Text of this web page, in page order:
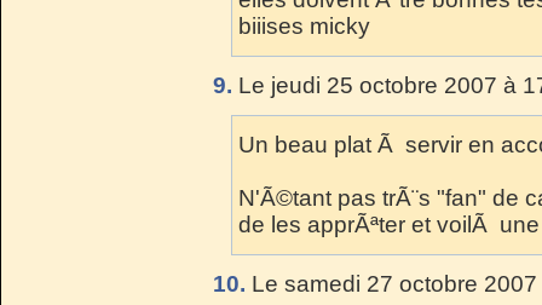
biiises micky
9. Le jeudi 25 octobre 2007 à
Un beau plat Ã servir en
N'Ã©tant pas trÃ¨s "fan" de
de les apprÃªter et voilÃ
10. Le samedi 27 octobre